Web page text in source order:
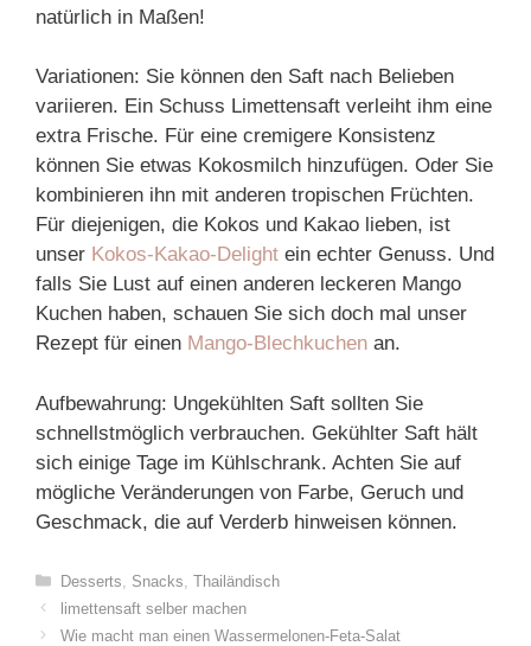
natürlich in Maßen!
Variationen: Sie können den Saft nach Belieben
variieren. Ein Schuss Limettensaft verleiht ihm eine
extra Frische. Für eine cremigere Konsistenz
können Sie etwas Kokosmilch hinzufügen. Oder Sie
kombinieren ihn mit anderen tropischen Früchten.
Für diejenigen, die Kokos und Kakao lieben, ist
unser Kokos-Kakao-Delight ein echter Genuss. Und
falls Sie Lust auf einen anderen leckeren Mango
Kuchen haben, schauen Sie sich doch mal unser
Rezept für einen Mango-Blechkuchen an.
Aufbewahrung: Ungekühlten Saft sollten Sie
schnellstmöglich verbrauchen. Gekühlter Saft hält
sich einige Tage im Kühlschrank. Achten Sie auf
mögliche Veränderungen von Farbe, Geruch und
Geschmack, die auf Verderb hinweisen können.
Categories
Desserts Snacks Thailändisch
limettensaft selber machen
Wie macht man einen Wassermelonen-Feta-Salat